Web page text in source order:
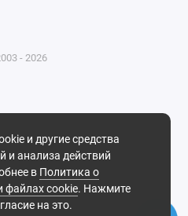
и другие средства
и анализа действий
в Политика о
файлах cookie. Нажмите
на это.
- 2026